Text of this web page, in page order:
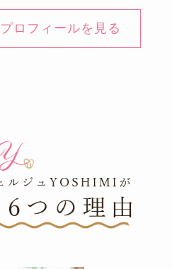
ロフィールを見る